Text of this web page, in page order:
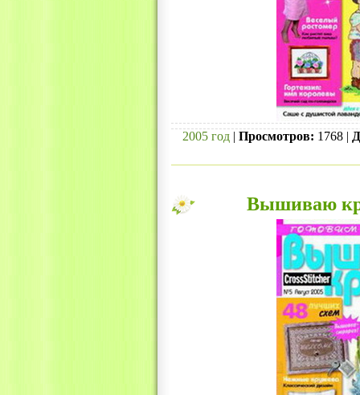
2005 год| Просмотров: 1768 |
Вышиваю